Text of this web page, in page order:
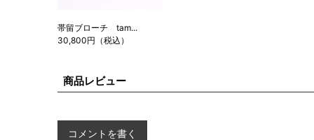
帯留ブローチ tam...
30,800円（税込）
商品レビュー
コメントを書く